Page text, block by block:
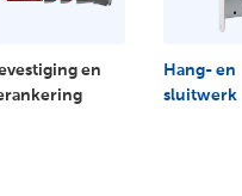
en
Hang- en
sluitwerk